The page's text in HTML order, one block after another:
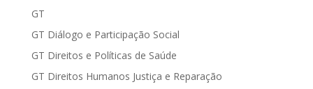
GT
GT Diálogo e Participação Social
GT Direitos e Políticas de Saúde
GT Direitos Humanos Justiça e Reparação